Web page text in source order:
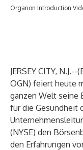
Organon Introduction
JERSEY CITY, N.J.--(
OGN) feiert heute
ganzen Welt seine
für die Gesundheit
(NYSE) den
den Erfahrungen